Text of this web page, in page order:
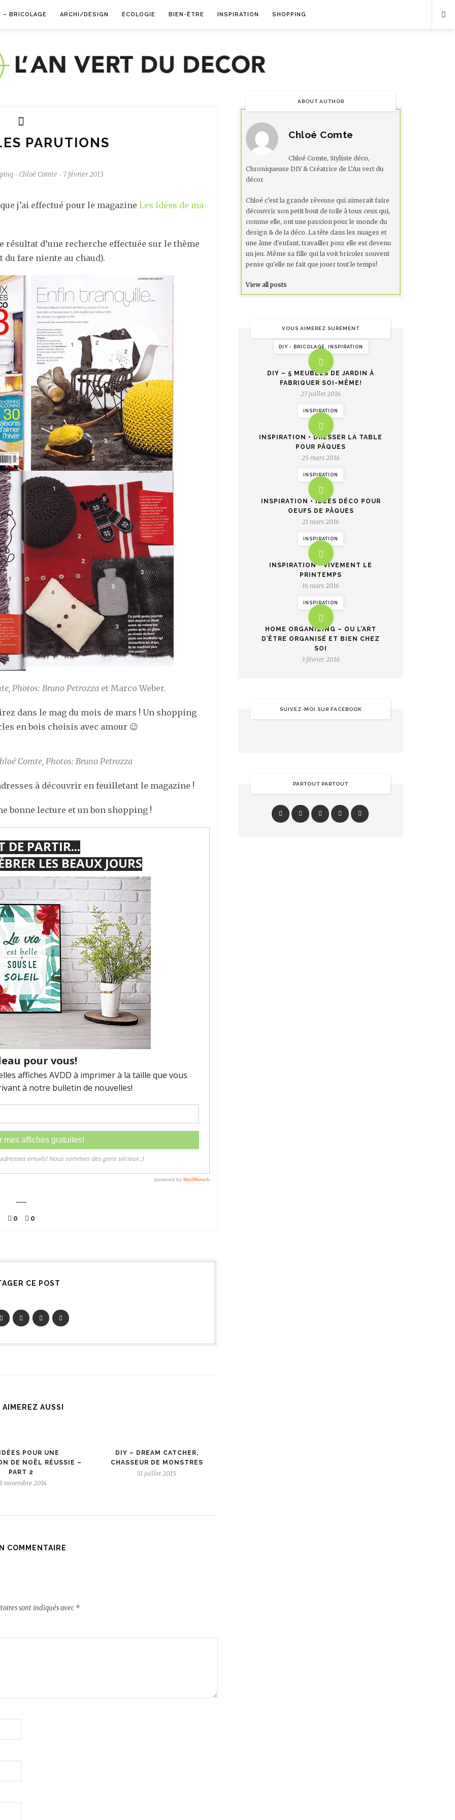
– BRICOLAGE ARCHI/DESIGN ÉCOLOGIE BIEN-ÊTRE INSPIRATION SHOPPING
PARUTIONS
- Chloé Comte - 7 février 2013
j’ai effectué pour le magazine Les idées de ma
d’une recherche effectuée sur le thème
fare niente au chaud).
Photos: Bruno Petrozza et Marco Weber.
dans le mag du mois de mars ! Un shopping
en bois choisis avec amour 😉
Comte, Photos: Bruno Petrozza
à découvrir en feuilletant le magazine !
bonne lecture et un bon shopping !
0 0
CE POST
AIMEREZ AUSSI
POUR UNE
DE NOËL RÉUSSIE –
PART 2
novembre 2014
DIY – DREAM CATCHER,
CHASSEUR DE MONSTRES
31 juillet 2015
COMMENTAIRE
sont indiqués avec *
ABOUT AUTHOR
Chloé Comte
Chloé Comte, Styliste déco,
Chroniqueuse DIY & Créatrice de L’An vert du
décor
Chloé c’est la grande rêveuse qui aimerait faire
découvrir son petit bout de toile à tous ceux qui,
comme elle, ont une passion pour le monde du
design & de la déco. La tête dans les nuages et
une âme d'enfant, travailler pour elle est devenu
un jeu. Même sa fille qui la voit bricoler souvent
pense qu'elle ne fait que jouer tout le temps!
View all posts
VOUS AIMEREZ SUREMENT
DIY - BRICOLAGE, INSPIRATION
DIY – 5 MEUBLES DE JARDIN À
FABRIQUER SOI-MÊME!
27 juillet 2016
INSPIRATION
INSPIRATION • DRESSER LA TABLE
POUR PÂQUES
25 mars 2016
INSPIRATION
INSPIRATION • IDÉES DÉCO POUR
OEUFS DE PÂQUES
21 mars 2016
INSPIRATION
INSPIRATION • VIVEMENT LE
PRINTEMPS
16 mars 2016
INSPIRATION
HOME ORGANIZING – OU L’ART
D’ÊTRE ORGANISÉ ET BIEN CHEZ
SOI
3 février 2016
SUIVEZ-MOI SUR FACEBOOK
PARTOUT PARTOUT